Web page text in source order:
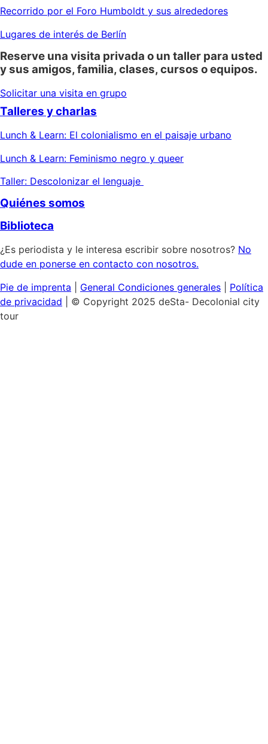
Recorrido por el Foro Humboldt y sus alrededores
Lugares de interés de Berlín
Reserve una visita privada o un taller para usted
y sus amigos, familia, clases, cursos o equipos.
Solicitar una visita en grupo
Talleres y charlas
Lunch & Learn: El colonialismo en el paisaje urbano
Lunch & Learn: Feminismo negro y queer
Taller: Descolonizar el lenguaje
Quiénes somos
Biblioteca
¿Es periodista y le interesa escribir sobre nosotros? No
dude en ponerse en contacto con nosotros.
Pie de imprenta
General Condiciones generales
Política
de privacidad
| © Copyright 2025 deSta- Decolonial city
tour